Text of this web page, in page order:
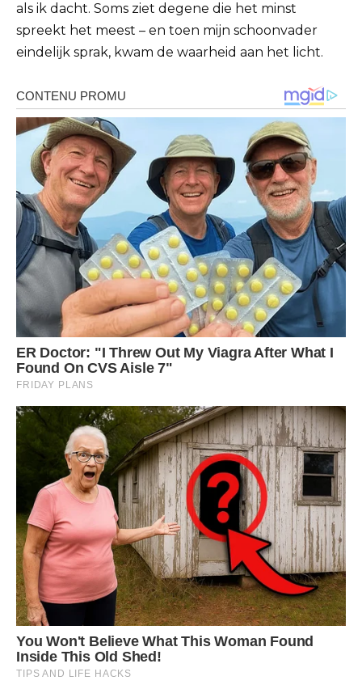
als ik dacht. Soms ziet degene die het minst
spreekt het meest – en toen mijn schoonvader
eindelijk sprak, kwam de waarheid aan het licht.